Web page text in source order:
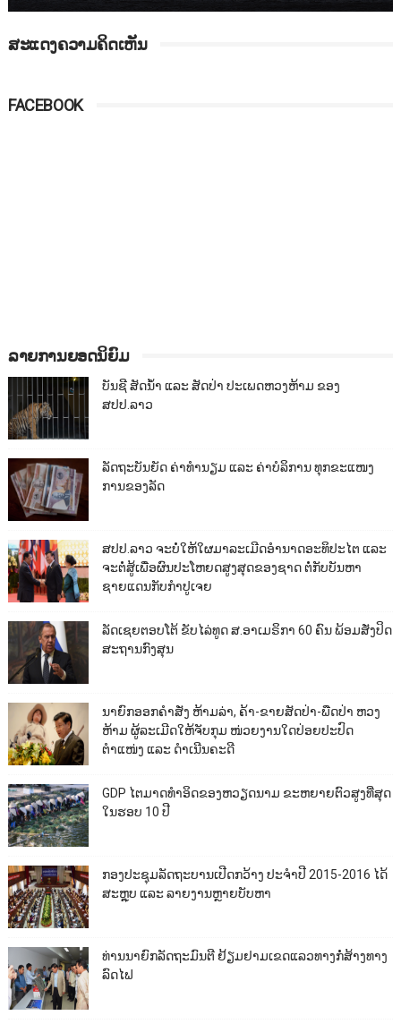
ສະແດງຄວາມຄິດເຫັນ
FACEBOOK
ລາຍການຍອດນິຍົມ
ບັນຊີ ສັດນ້ຳ ແລະ ສັດປ່າ ປະເພດຫວງຫ້າມ ຂອງ
ສປປ.ລາວ
ລັດຖະບັນຍັດ ຄ່າທຳນຽມ ແລະ ຄ່າບໍລິການ ທຸກຂະແໜງ
ການຂອງລັດ
ສປປ.ລາວ ຈະບໍ່ໃຫ້ໃຜມາລະເມີດອຳນາດອະທິປະໄຕ ແລະ
ຈະຕໍ່ສູ້ເພື່ອຜົນປະໂຫຍດສູງສຸດຂອງຊາດ ຕໍ່ກັບບັນຫາ
ຊາຍແດນກັບກຳປູເຈຍ
ລັດເຊຍຕອບໂຕ້ ຂັບໄລ່ທູດ ສ.ອາເມຣິກາ 60 ຄົນ ພ້ອມສັ່ງປິດ
ສະຖານກົງສຸນ
ນາຍົກອອກຄຳສັ່ງ ຫ້າມລ່າ, ຄ້າ-ຂາຍສັດປ່າ-ພືດປ່າ ຫວງ
ຫ້າມ ຜູ້ລະເມີດໃຫ້ຈັບກຸມ ໜ່ວຍງານໃດປ່ອຍປະປົດ
ຕຳແໜ່ງ ແລະ ດຳເນີນຄະດີ
GDP ໄຕມາດທຳອິດຂອງຫວຽດນາມ ຂະຫຍາຍຕົວສູງທີ່ສຸດ
ໃນຮອບ 10​ ປີ
ກອງປະຊຸມລັດຖະບານເປີດກວ້າງ ປະຈຳປີ 2015-2016 ໄດ້
ສະຫຼຸບ ແລະ ລາຍງານຫຼາຍບັບຫາ
ທ່ານນາຍົກລັດຖະມົນຕີ ຢ້ຽມຢາມເຂດແລວທາງກໍ່ສ້າງທາງ
ລົດໄຟ